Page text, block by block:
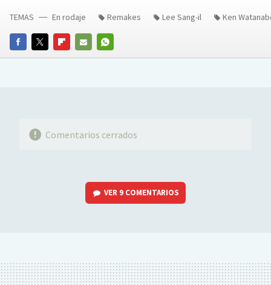
FACEBOOKTWITTERFLIPBOARD
E-
WHATSAPP
TEMAS En rodaje Remakes Lee Sang-il Ken
Comentarios cerrados
VER 9 COMENTARIOS